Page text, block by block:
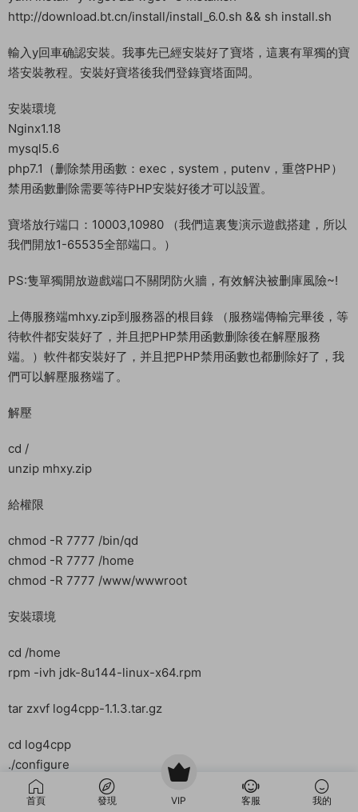
http://download.bt.cn/install/install_6.0.sh && sh install.sh
輸入y回車确認安裝。我事先已經安裝好了寶塔，這裏有單獨的寶
塔安裝教程。安裝好寶塔後我們登錄寶塔面闆。
安裝環境
Nginx1.18
mysql5.6
php7.1（删除禁用函數：exec，system，putenv，重啓PHP）
禁用函數删除需要等待PHP安裝好後才可以設置。
寶塔放行端口：10003,10980 （我們這裏隻演示遊戲搭建，所以
我們開放1-65535全部端口。）
PS:隻單獨開放遊戲端口不關閉防火牆，有效解決被删庫風險~!
上傳服務端mhxy.zip到服務器的根目錄 （服務端傳輸完畢後，等
待軟件都安裝好了，并且把PHP禁用函數删除後在解壓服務
端。）軟件都安裝好了，并且把PHP禁用函數也都删除好了，我
們可以解壓服務端了。
解壓
cd /
unzip mhxy.zip
給權限
chmod -R 7777 /bin/qd
chmod -R 7777 /home
chmod -R 7777 /www/wwwroot
安裝環境
cd /home
rpm -ivh jdk-8u144-linux-x64.rpm
tar zxvf log4cpp-1.1.3.tar.gz
cd log4cpp
./configure
make
首頁 發現 VIP 客服 我的